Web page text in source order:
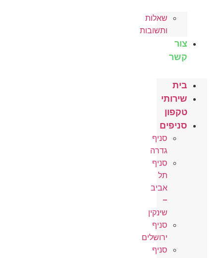
שאלות
ותשובות
צור
קשר
בית
שירותי
טקפון
סניפים
סניף
גדרה
סניף
תל
אביב
–
שינקין
סניף
ירושלים
סניף